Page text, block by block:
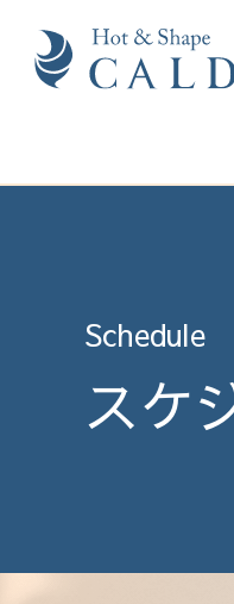
Schedule
スケ